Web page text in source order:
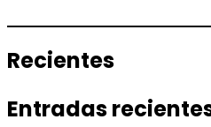
Recientes
Entradas